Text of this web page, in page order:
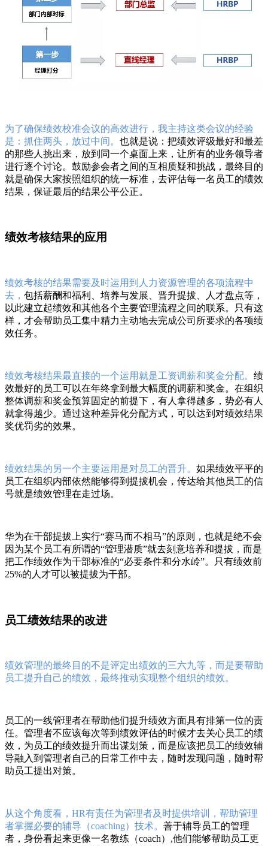
为了确保绩效校准会议的高效进行，我主持这类会议的经验
是：抓住两头，放过中间。 也就是说：把绩效评级最好和最差
的那些人挑出来，放到同一个桌面上来，让所有的业务领导者
进行逐个讨论。鼓励参会者之间的互相质疑和挑战，最终目的
就是确保大家按照组织的统一标准，去评估每一名员工的绩效
结果，保证最后的结果公平公正。
绩效考核结果的应用
绩效考核的结果需要及时运用到人力资源管理的各项流程中
去， 包括薪酬和福利、培养与发展、晋升提拔、人才盘点等，
以此建立起绩效和其他各个主要管理流程之间的联系。只有这
样，才会帮助员工集中精力主动地去完成公司所要求的各项绩
效任务。
绩效考核结果最直接的一个运用就是工资调薪和奖金分配。 绩
效最好的员工可以在年终拿到最大幅度的调薪和奖金。在组织
整体调薪和奖金预算固定的前提下，有人拿得越多，势必有人
就拿得越少。通过这种差异化分配方式，可以达到对绩效结果
奖优罚劣的效果。
绩效结果的另一个主要运用是对员工的晋升。 如果绩效平平的
员工在组织内部依然能够得到提拔机会，传达给其他员工的信
号就是绩效管理在走过场。
华为在干部提拔上实行“赛马而不相马”的原则，也就是绝不会
因为某个员工有所谓的“管理潜质”就去刻意培养和提拔，而是
把工作绩效作为干部标准的“必要条件和分水岭”。只有绩效前
25%的人才可以被提拔为干部。
员工绩效结果的改进
绩效管理的最终目的不是评定出绩效的三六九等，而是要帮助
员工提升自己的绩效，最终推动实现整个组织的绩效。
员工的一线管理者在帮助他们提升绩效方面具有排第一位的责
任。管理者不应该每次等到绩效评估的时候才去关心员工的绩
效，为员工的绩效提升而出谋划策，而是应该把员工的绩效辅
导融入到管理者自己的日常工作中去，随时发现问题，随时帮
助员工提出对策。
从这个角度看，HR有责任为管理者及时提供培训，帮助管理
者掌握必要的辅导（coaching）技术。 善于辅导员工的管理
者，身份看起来更像一名教练（coach）,他们能够帮助员工更